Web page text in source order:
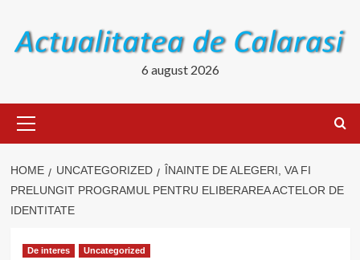
content
6 august 2026
Menu
HOME UNCATEGORIZED
ÎNAINTE DE ALEGERI, VA FI
PRELUNGIT PROGRAMUL PENTRU ELIBERAREA ACTELOR DE
IDENTITATE
De interes Uncategorized